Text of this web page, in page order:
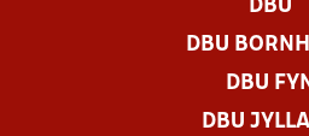
DBU
DBU
DBU FYN
DBU